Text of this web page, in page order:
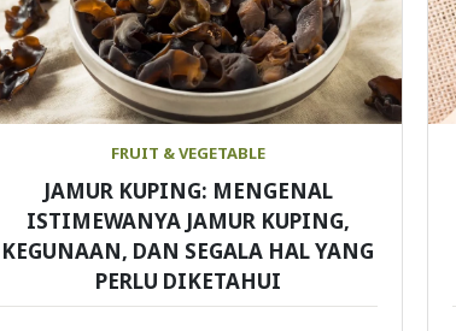
FRUIT & VEGETABLE
JAMUR KUPING: MENGENAL
ISTIMEWANYA JAMUR KUPING,
KEGUNAAN, DAN SEGALA HAL YANG
PERLU DIKETAHUI